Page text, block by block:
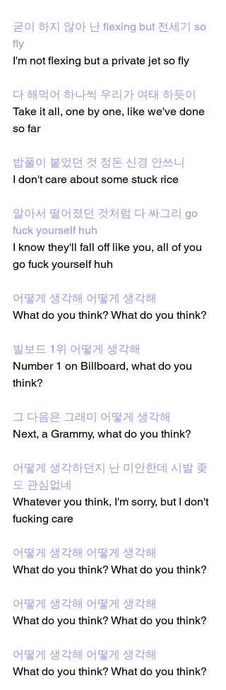
굳이 하지 않아 난 flexing but 전세기 so
fly
I'm not flexing but a private jet so fly
다 해먹어 하나씩 우리가 여태 하듯이
Take it all, one by one, like we've done
so far
밥풀이 붙었던 것 정돈 신경 안쓰니
I don't care about some stuck rice
알아서 떨어졌던 것처럼 다 싸그리 go
fuck yourself huh
I know they'll fall off like you, all of you
go fuck yourself huh
어떻게 생각해 어떻게 생각해
What do you think? What do you think?
빌보드 1위 어떻게 생각해
Number 1 on Billboard, what do you
think?
그 다음은 그래미 어떻게 생각해
Next, a Grammy, what do you think?
어떻게 생각하던지 난 미안한데 시발 좆
도 관심없네
Whatever you think, I'm sorry, but I don't
fucking care
어떻게 생각해 어떻게 생각해
What do you think? What do you think?
어떻게 생각해 어떻게 생각해
What do you think? What do you think?
어떻게 생각해 어떻게 생각해
What do you think? What do you think?